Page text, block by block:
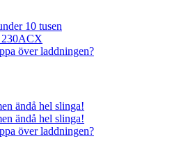
10 tusen
230ACX
över laddningen?
ändå hel slinga!
ändå hel slinga!
över laddningen?